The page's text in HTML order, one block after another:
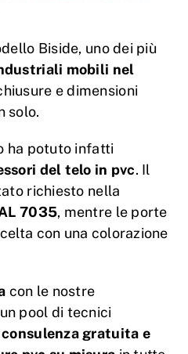
Biside, uno dei più
mobili nel
e dimensioni
solo.
ha potuto infatti
del telo in pvc. Il
richiesto nella
7035, mentre le porte
con una colorazione
con le nostre
pool di tecnici
consulenza gratuita e